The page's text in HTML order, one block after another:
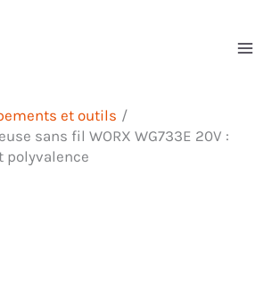
et outils
sans fil WORX WG733E 20V :
polyvalence